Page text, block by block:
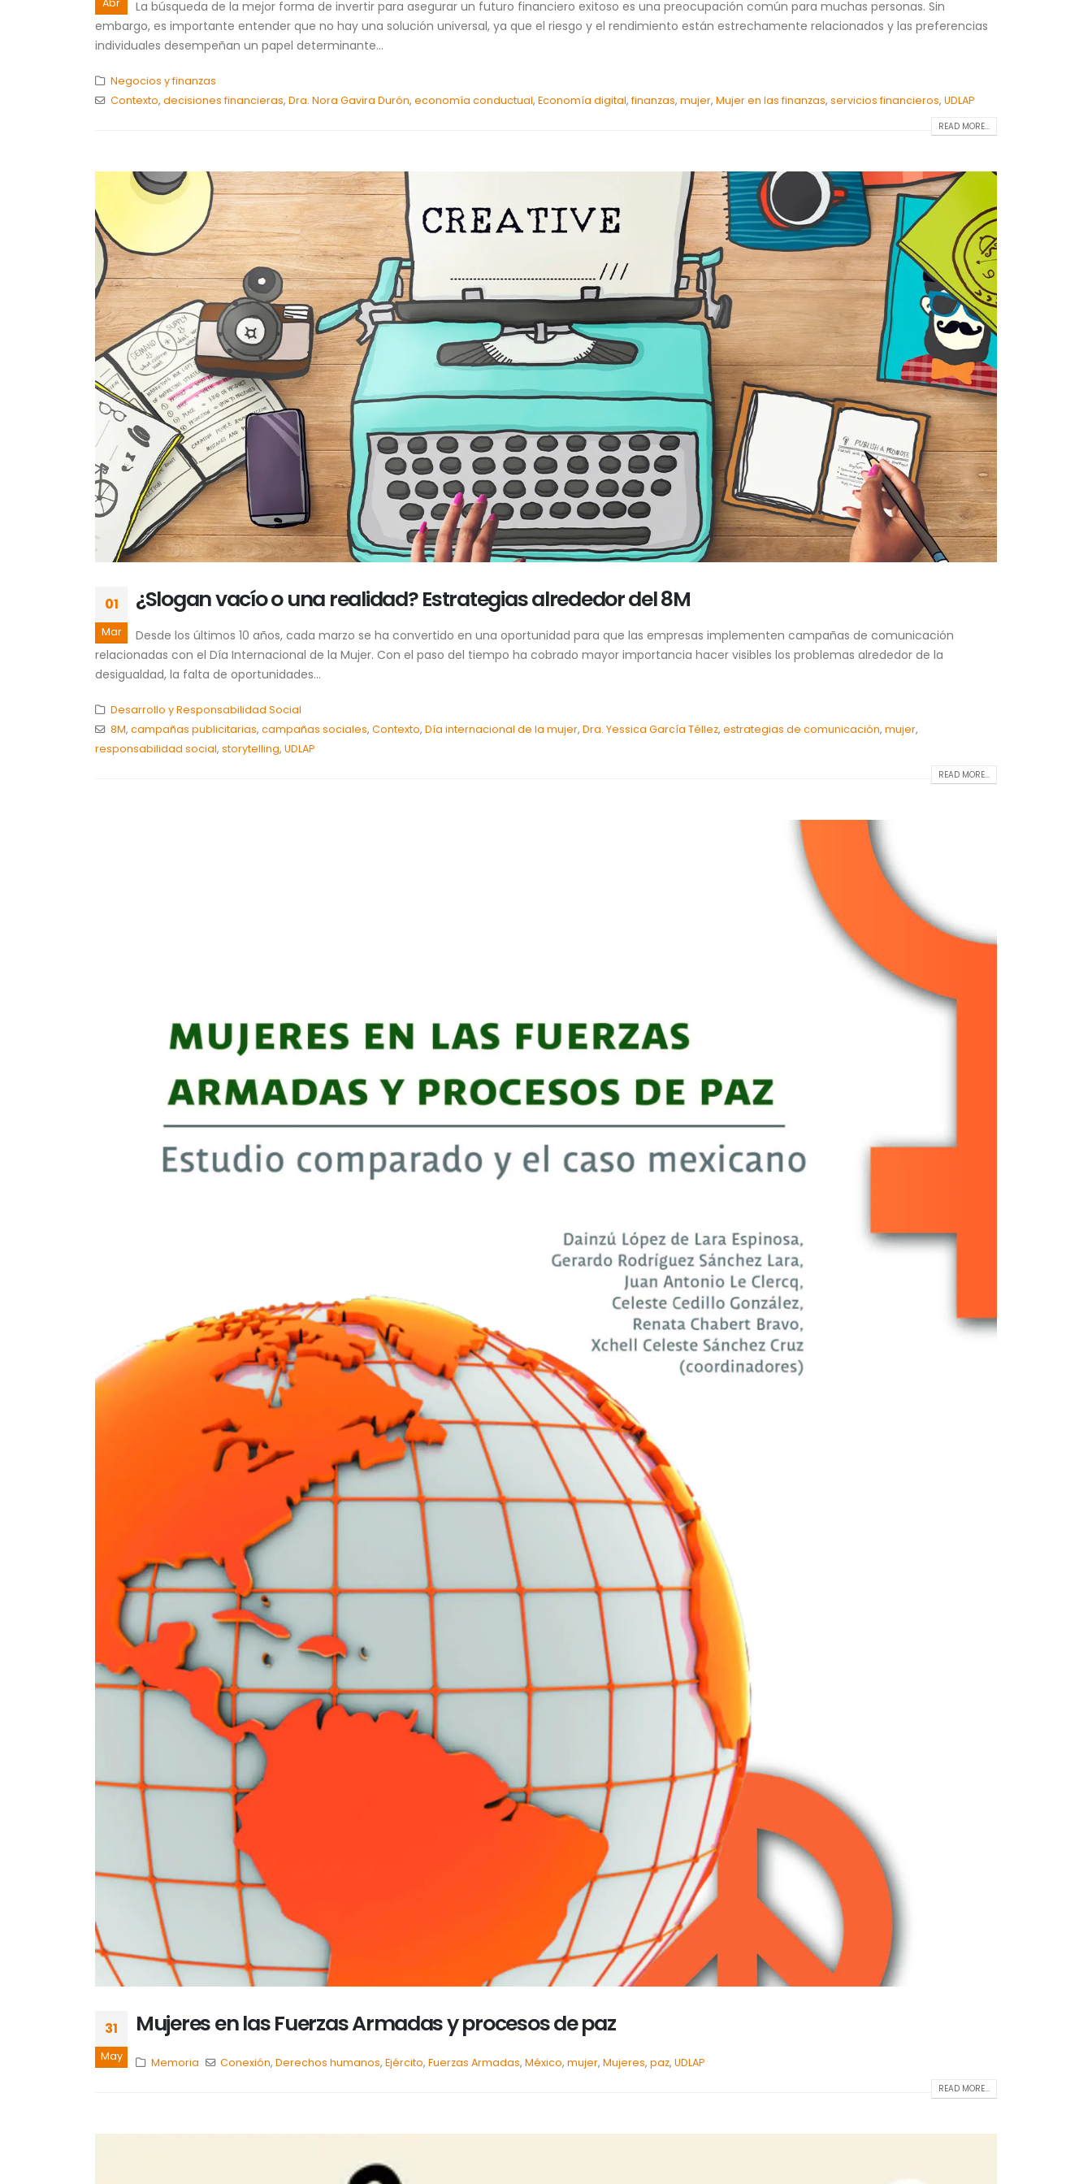
Abr
La búsqueda de la mejor forma de invertir para asegurar un futuro financiero exitoso es una preocupación común para muchas personas. Sin
embargo, es importante entender que no hay una solución universal, ya que el riesgo y el rendimiento están estrechamente relacionados y las preferencias
individuales desempeñan un papel determinante...
Negocios y finanzas
Contexto, decisiones financieras, Dra. Nora Gavira Durón, economía conductual, Economía digital, finanzas, mujer, Mujer en las finanzas, servicios financieros, UDLAP
READ MORE...
01
Mar
¿Slogan vacío o una realidad? Estrategias alrededor del 8M
Desde los últimos 10 años, cada marzo se ha convertido en una oportunidad para que las empresas implementen campañas de comunicación
relacionadas con el Día Internacional de la Mujer. Con el paso del tiempo ha cobrado mayor importancia hacer visibles los problemas alrededor de la
desigualdad, la falta de oportunidades...
Desarrollo y Responsabilidad Social
8M, campañas publicitarias, campañas sociales, Contexto, Día internacional de la mujer, Dra. Yessica García Téllez, estrategias de comunicación, mujer,
responsabilidad social, storytelling, UDLAP
READ MORE...
31
May
Mujeres en las Fuerzas Armadas y procesos de paz
Memoria Conexión,Derechos humanos,Ejército,Fuerzas Armadas,México,mujer,Mujeres,paz,UDLAP
READ MORE...